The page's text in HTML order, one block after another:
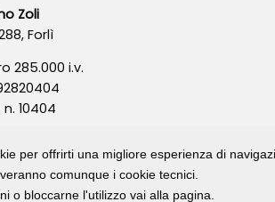
Zoli
Forlì
285.000 i.v.
n. 10404
per offrirti una migliore esperienza di
comunque i cookie tecnici.
o bloccarne l'utilizzo vai alla pagina.